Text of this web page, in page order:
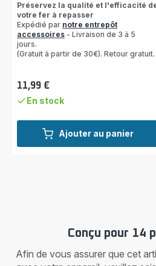
Ajouter au panier
Préservez la qualité et l'efficacité
votre fer à repasser
Expédié par notre entrepôt
accessoires - Livraison de 3 à 5
jours.
(Gratuit à partir de 30€). Retour gratuit.
Prix
11,99 €
En stock
Conçu pour 14
Afin de vous assurer que cet